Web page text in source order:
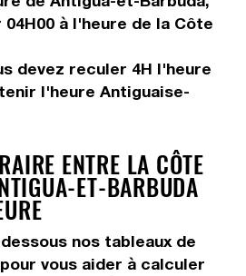
à l'heure de la Côte
devez reculer 4H l'heure
l'heure Antiguaise-
ENTRE LA CÔTE
ET-BARBUDA
nos tableaux de
vous aider à calculer